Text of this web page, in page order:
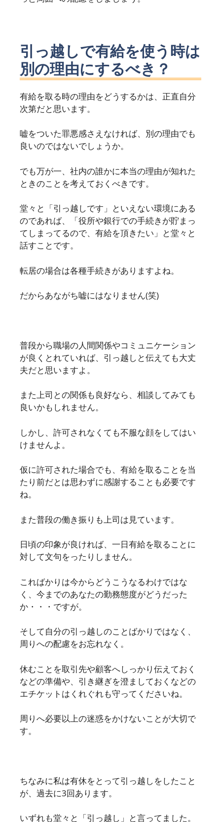
引っ越しで有給を使う時は
別の理由にするべき？
有給を取る時の理由をどうするかは、正直自分
次第だと思います。
嘘をついた罪悪感さえなければ、別の理由でも
良いのではないでしょうか。
でも万が一、社内の誰かに本当の理由が知れた
ときのことを考えておくべきです。
堂々と「引っ越しです」といえない環境にある
のであれば、「役所や銀行での手続きが貯まっ
てしまってるので、有給を頂きたい」と堂々と
話すことです。
転居の場合は各種手続きがありますよね。
だからあながち嘘にはなりません(笑)
普段から職場の人間関係やコミュニケーション
が良くとれていれば、引っ越しと伝えても大丈
夫だと思いますよ。
また上司との関係も良好なら、相談してみても
良いかもしれません。
しかし、許可されなくても不服な顔をしてはい
けませんよ。
仮に許可された場合でも、有給を取ることを当
たり前だとは思わずに感謝することも必要です
ね。
また普段の働き振りも上司は見ています。
日頃の印象が良ければ、一日有給を取ることに
対して文句をったりしません。
こればかりは今からどうこうなるわけではな
く、今までのあなたの勤務態度がどうだった
か・・・ですが。
そして自分の引っ越しのことばかりではなく、
周りへの配慮をお忘れなく。
休むことを取引先や顧客へしっかり伝えておく
などの準備や、引き継ぎを澄ましておくなどの
エチケットはくれぐれも守ってくださいね。
周りへ必要以上の迷惑をかけないことが大切で
す。
ちなみに私は有休をとって引っ越しをしたこと
が、過去に3回あります。
いずれも堂々と「引っ越し」と言ってました。